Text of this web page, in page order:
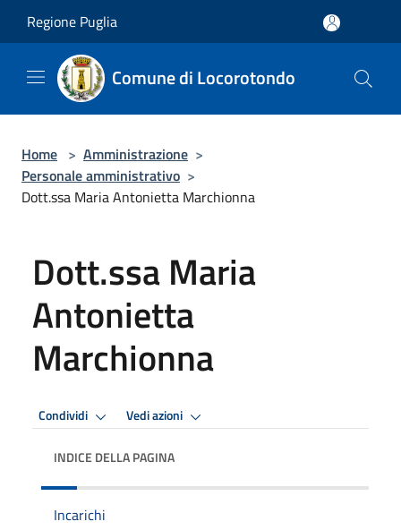
Regione Puglia
Comune di Locorotondo
Home > Amministrazione >
Personale amministrativo >
Dott.ssa Maria Antonietta Marchionna
Dott.ssa Maria
Antonietta
Marchionna
Condividi Vedi azioni
INDICE DELLA PAGINA
Incarichi